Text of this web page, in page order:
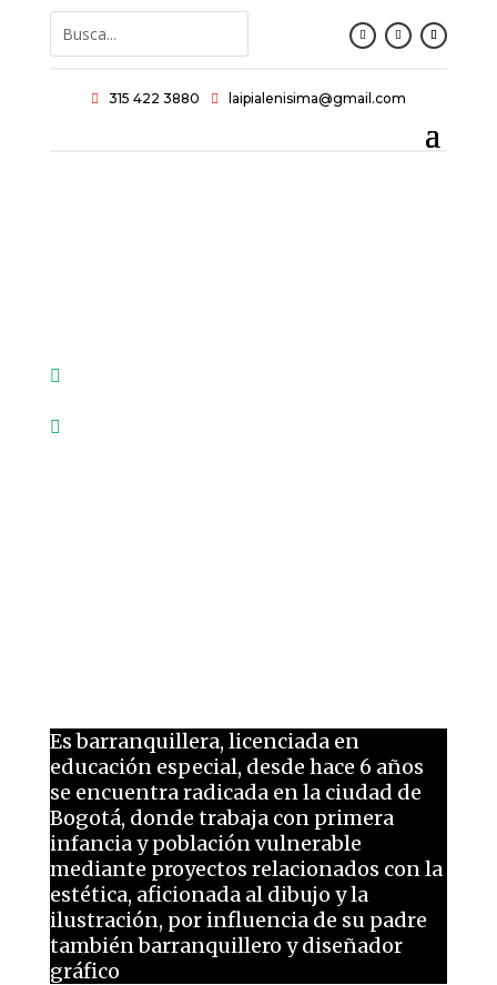
 315 422 3880  laipialenisima@gmail.com


Es barranquillera, licenciada en
educación especial, desde hace 6 años
se encuentra radicada en la ciudad de
Bogotá, donde trabaja con primera
infancia y población vulnerable
mediante proyectos relacionados con la
estética, aficionada al dibujo y la
ilustración, por influencia de su padre
también barranquillero y diseñador
gráfico